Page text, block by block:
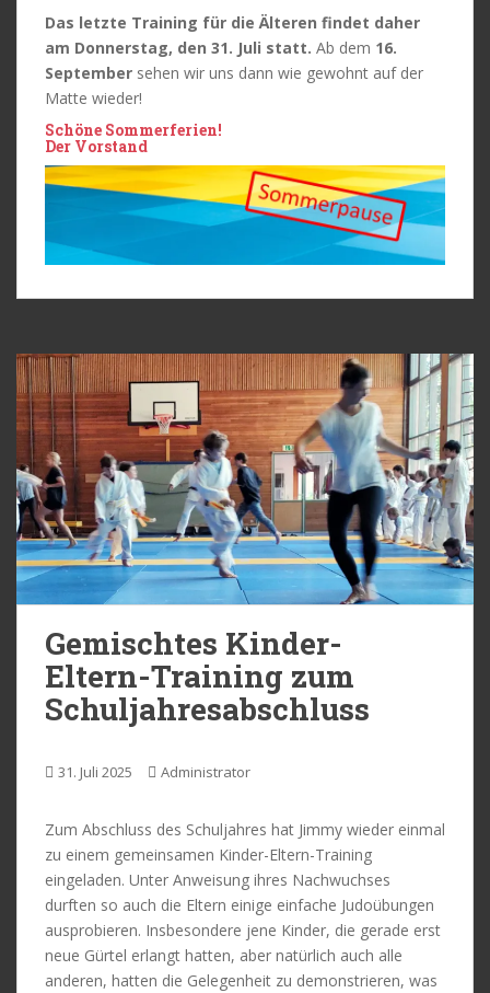
Das letzte Training für die Älteren findet daher
am Donnerstag, den 31. Juli statt. Ab dem 16.
September sehen wir uns dann wie gewohnt auf der
Matte wieder!
Schöne Sommerferien!
Der Vorstand
Gemischtes Kinder-
Eltern-Training zum
Schuljahresabschluss
31. Juli 2025 Administrator
Zum Abschluss des Schuljahres hat Jimmy wieder einmal
zu einem gemeinsamen Kinder-Eltern-Training
eingeladen. Unter Anweisung ihres Nachwuchses
durften so auch die Eltern einige einfache Judoübungen
ausprobieren. Insbesondere jene Kinder, die gerade erst
neue Gürtel erlangt hatten, aber natürlich auch alle
anderen, hatten die Gelegenheit zu demonstrieren, was